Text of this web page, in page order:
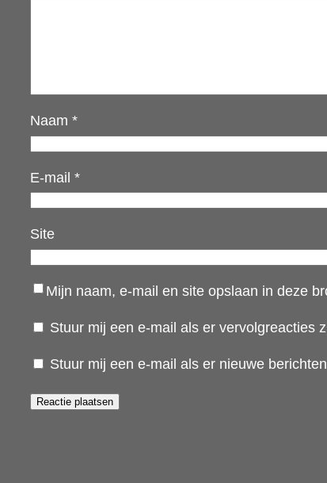
Naam *
E-mail *
Site
Mijn naam, e-mail en site opslaan in deze
Stuur mij een e-mail als er vervolgreacties
Stuur mij een e-mail als er nieuwe